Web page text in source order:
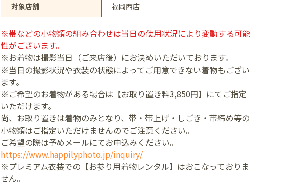
対象店舗 福岡西店
※帯などの小物類の組み合わせは当日の使用状況により変動する可能
性がございます。
※お着物は撮影当日（ご来店後）にお決めいただいております。
※当日の撮影状況や衣装の状態によってご用意できない着物もござい
ます。
※ご希望のお着物がある場合は【お取り置き料3,850円】にてご指定
いただけます。
尚、お取り置きは着物のみとなり、帯・帯上げ・しごき・帯締め等の
小物類はご指定いただけませんのでご注意ください。
ご希望の際は予めメールにてお申込みください。
https://www.happilyphoto.jp/inquiry/
※プレミアム衣装での【お参り用着物レンタル】はおこなっておりま
せん。